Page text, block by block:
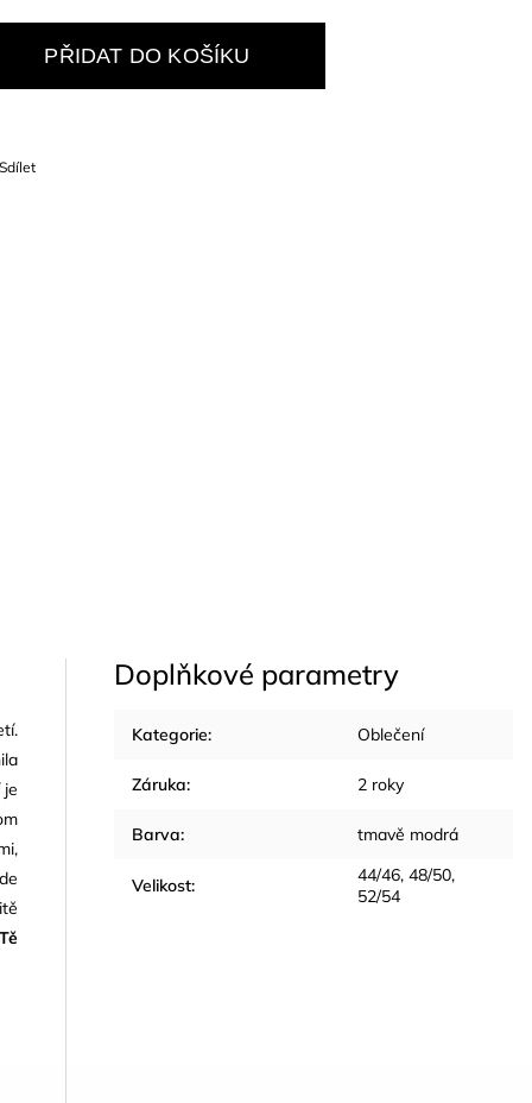
PŘIDAT DO KOŠÍKU
Sdílet
je
Doplňkové parametry
Kategorie: Oblečení
Záruka: 2 roky
Barva: tmavě modrá
Velikost:
44/46, 48/50,
52/54